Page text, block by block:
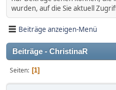
wurden, auf die Sie aktuell
Beiträge anzeigen-Menü
Beiträge - ChristinaR
Seiten 1